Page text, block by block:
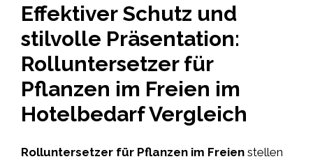
Effektiver Schutz und
stilvolle Präsentation:
Rolluntersetzer für
Pflanzen im Freien im
Hotelbedarf Vergleich
Rolluntersetzer für Pflanzen im Freien stellen